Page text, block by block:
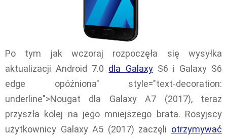
Po tym jak wczoraj rozpoczęła się wysyłka
aktualizacji Android 7.0 dla GalaxyS6 i Galaxy S6
edge opóźniona" style="text-decoration:
underline">Nougat dla Galaxy A7 (2017), teraz
przyszła kolej na jego mniejszego brata. Rosyjscy
użytkownicy Galaxy A5 (2017) zaczęli otrzymywać